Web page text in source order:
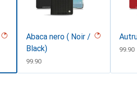
Abaca nero ( Noir /
Black)
CHF
99.90
CHF
99.90